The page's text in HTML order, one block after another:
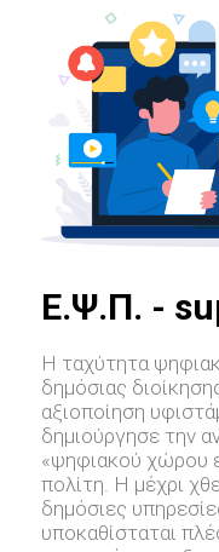
E.Ψ.Π. -
Η ταχύτητα
δημόσιας
αξιοποίηση
δημιούργησε την
«ψηφιακού χώρου
πολίτη. Η μέχρι
δημόσιες
υποκαθίσταται